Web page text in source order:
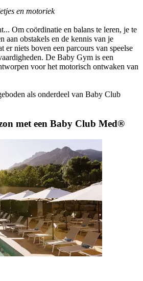
en motoriek
Om coördinatie en balans te leren, je te
aan obstakels en de kennis van je
er niets boven een parcours van speelse
De Baby Gym is een
voor het motorisch ontwaken van
als onderdeel van Baby Club
met een Baby Club Med®